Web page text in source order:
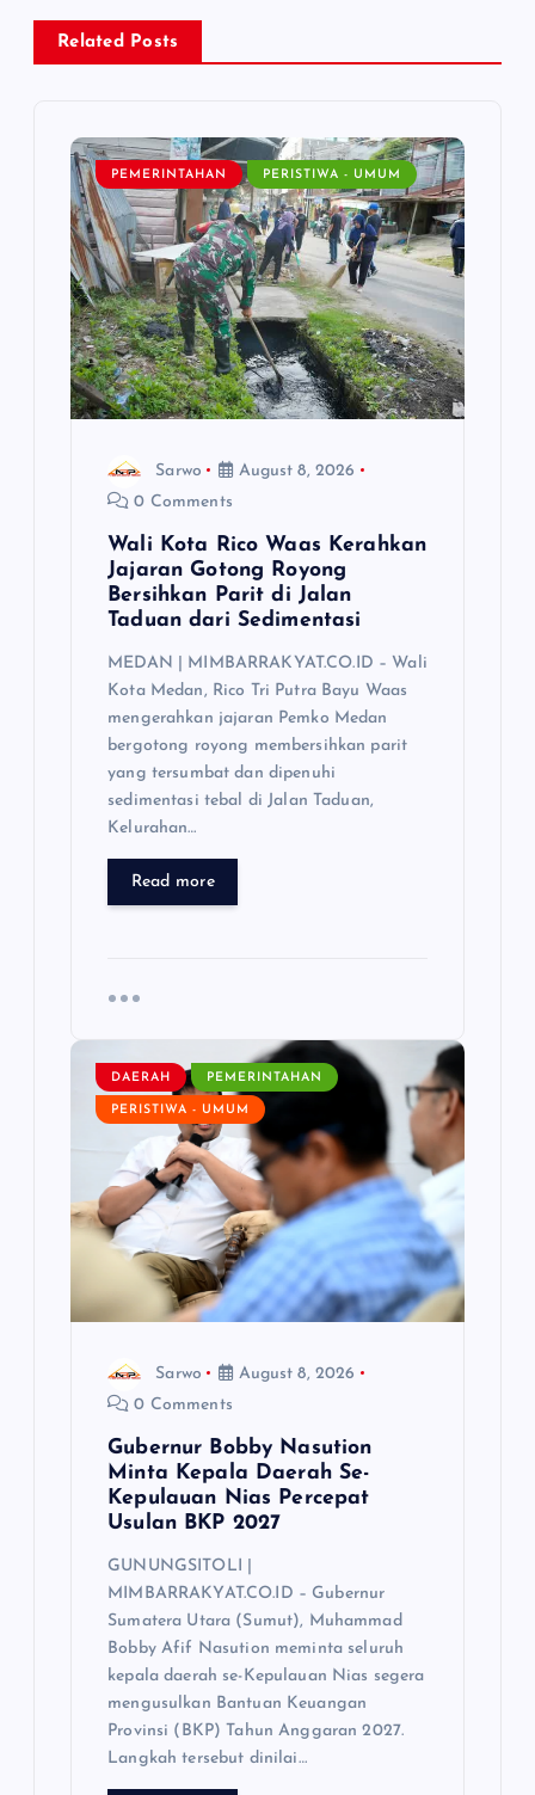
v
Related Posts
PEMERINTAHAN PERISTIWA - UMUM
Sarwo
August 8, 2026
0 Comments
Wali Kota Rico Waas Kerahkan
Jajaran Gotong Royong
Bersihkan Parit di Jalan
Taduan dari Sedimentasi
MEDAN | MIMBARRAKYAT.CO.ID – Wali
Kota Medan, Rico Tri Putra Bayu Waas
mengerahkan jajaran Pemko Medan
bergotong royong membersihkan parit
yang tersumbat dan dipenuhi
sedimentasi tebal di Jalan Taduan,
Kelurahan…
Read more
DAERAH PEMERINTAHAN
PERISTIWA - UMUM
Sarwo
August 8, 2026
0 Comments
Gubernur Bobby Nasution
Minta Kepala Daerah Se-
Kepulauan Nias Percepat
Usulan BKP 2027
GUNUNGSITOLI |
MIMBARRAKYAT.CO.ID – Gubernur
Sumatera Utara (Sumut), Muhammad
Bobby Afif Nasution meminta seluruh
kepala daerah se-Kepulauan Nias segera
mengusulkan Bantuan Keuangan
Provinsi (BKP) Tahun Anggaran 2027.
Langkah tersebut dinilai…